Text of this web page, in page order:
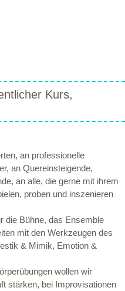
Kurs,
an professionelle
an Quereinsteigende,
an alle, die gerne mit ihrem
proben und inszenieren
die Bühne, das Ensemble
mit den Werkzeugen des
& Mimik, Emotion &
wollen wir
stärken, bei Improvisationen